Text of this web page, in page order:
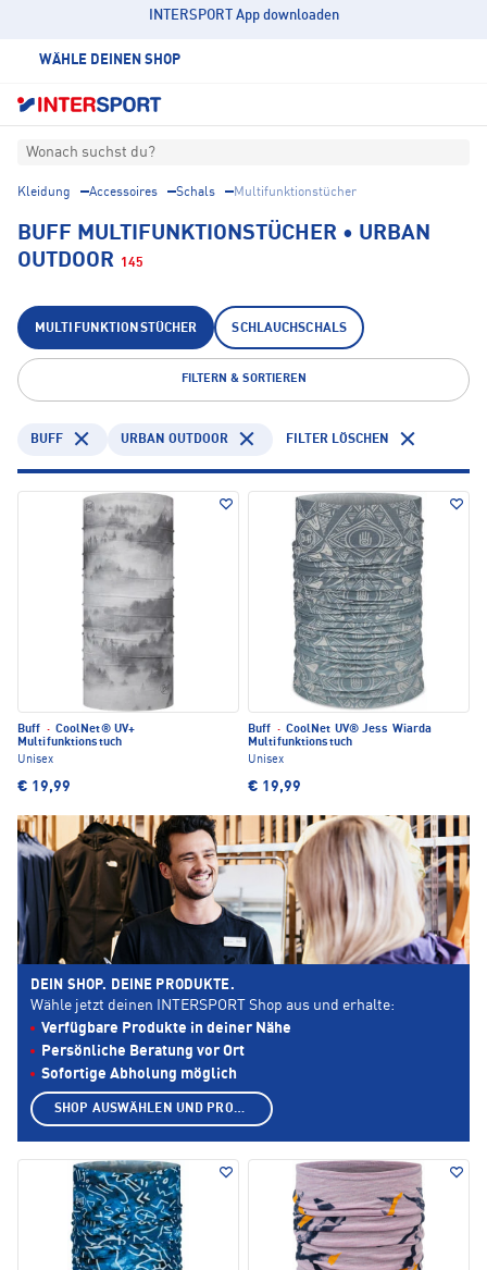
INTERSPORT App downloaden
WÄHLE DEINEN SHOP
Wonach suchst du?
Kleidung Accessoires Schals Multifunktionstücher
BUFF MULTIFUNKTIONSTÜCHER • URBAN
OUTDOOR 145
MULTIFUNKTIONSTÜCHER SCHLAUCHSCHALS
FILTERN & SORTIEREN
BUFF URBAN OUTDOOR FILTER LÖSCHEN
Buff · CoolNet® UV+
Multifunktionstuch
Unisex
€ 19,99
Buff · CoolNet UV® Jess Wiarda
Multifunktionstuch
Unisex
€ 19,99
DEIN SHOP. DEINE PRODUKTE.
Wähle jetzt deinen INTERSPORT Shop aus und erhalte:
Verfügbare Produkte in deiner Nähe
Persönliche Beratung vor Ort
Sofortige Abholung möglich
SHOP AUSWÄHLEN UND PRODUKTE ANZEIGEN